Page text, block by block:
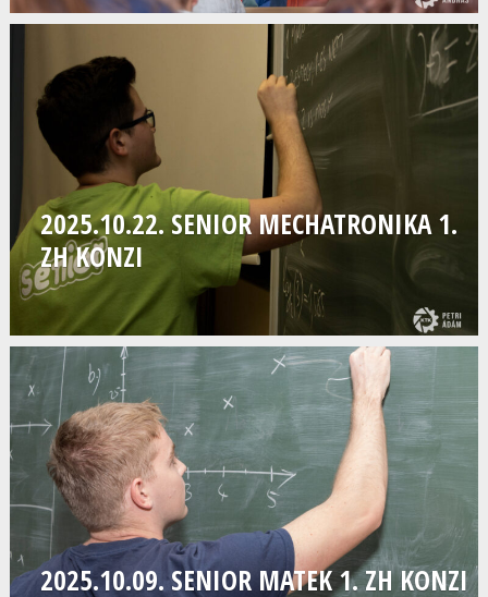
2025.10.22. SENIOR MECHATRONIKA 1.
ZH KONZI
2025.10.09. SENIOR MATEK 1. ZH KONZI